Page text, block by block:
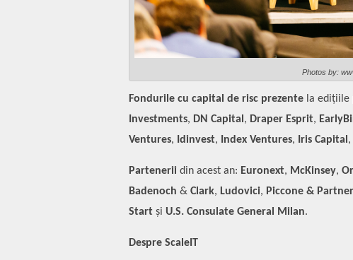
Photos by:
Fondurile cu capital de risc prezente la edițiile
Investments, DN Capital , Draper Esprit,
Ventures, Idinvest, Index Ventures, Iris Capital ,
Partenerii din acest an: Euronext, McKinsey,
Badenoch & Clark, Ludovici, Piccone &
Start și U.S. Consulate General Milan.
Despre ScaleIT